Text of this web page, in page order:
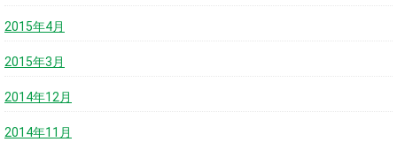
2015年4月
2015年3月
2014年12月
2014年11月